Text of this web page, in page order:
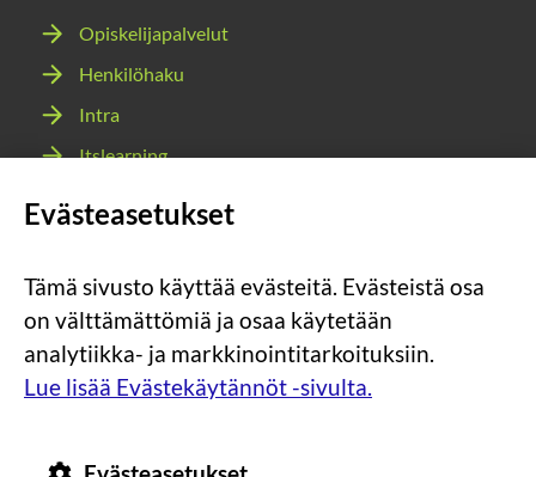
Opiskelijapalvelut
Henkilöhaku
Intra
Itslearning
Sosiaalinen
media:
instagram
Sosiaalinen
media:
facebook
Sosiaalinen
media:
youtube
Sosiaalinen
media:
snapchat
Evästeasetukset
Tämä sivusto käyttää evästeitä. Evästeistä osa
on välttämättömiä ja osaa käytetään
analytiikka- ja markkinointitarkoituksiin.
Lue lisää Evästekäytännöt -sivulta.